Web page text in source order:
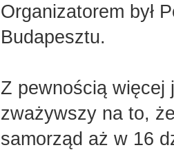
Organizatorem był
Budapesztu.
Z pewnością więcej
zważywszy na to,
samorząd aż w 16